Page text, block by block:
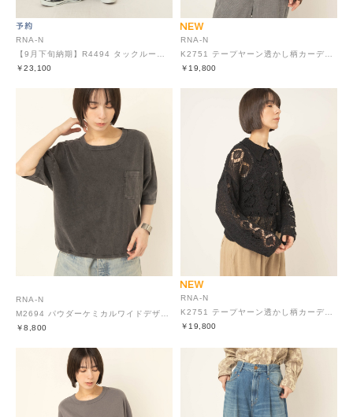
RNA-N
【9月下旬納期】R4494 タックルーズデニム
￥23,100
RNA-N
K2751 テープヤーン透かし柄カーディガン
￥19,800
RNA-N
￥8,800
RNA-N
￥19,800